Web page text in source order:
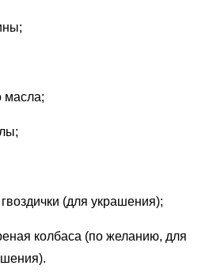
масла;
(для украшения);
колбаса (по желанию, для